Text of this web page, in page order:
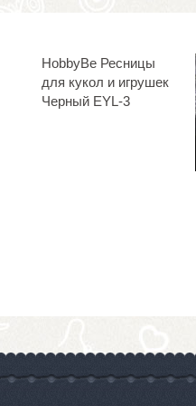
HobbyBe Ресницы
для кукол и игрушек
Черный EYL-3